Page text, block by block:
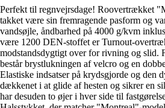
Perfekt til regnvejrsdage! Roovertrækket
takket være sin fremragende pasform og
vandsøjle, åndbarhed på 4000 g/kvm
være 1200 DEN-stoffet er Turnout-
modstandsdygtigt over for rivning og slid.
består brystlukningen af velcro og en
Elastiske indsatser på krydsgjorde og den
dækkenet i at glide af hesten og sikrer en
har desuden to øjer i hver side til